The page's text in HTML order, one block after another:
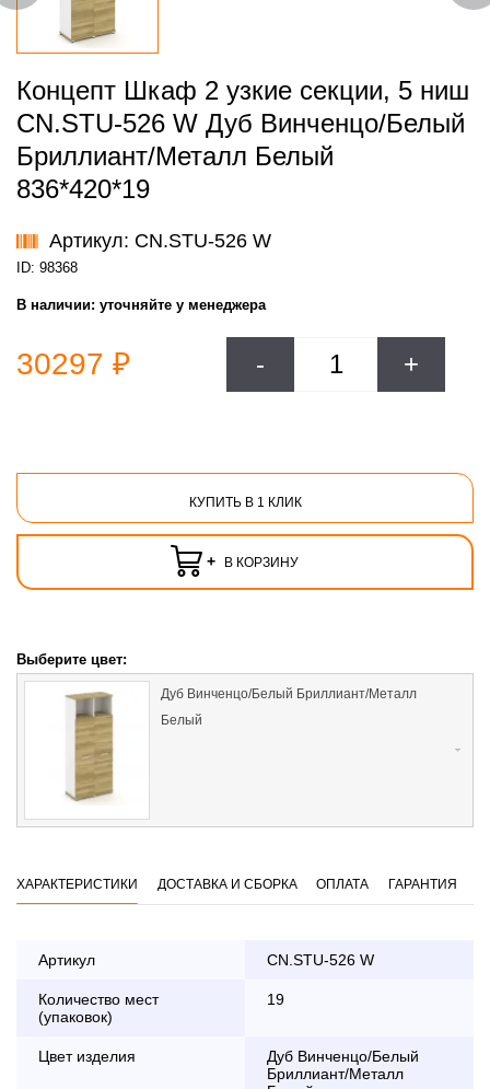
Концепт Шкаф 2 узкие секции, 5 ниш
CN.STU-526 W Дуб Винченцо/Белый
Бриллиант/Металл Белый
836*420*19
Артикул: CN.STU-526 W
ID: 98368
В наличии: уточняйте у менеджера
30297 ₽ - +
КУПИТЬ В 1 КЛИК
+ В КОРЗИНУ
Выберите цвет:
Дуб Винченцо/Белый Бриллиант/Металл
Белый
ХАРАКТЕРИСТИКИ ДОСТАВКА И СБОРКА ОПЛАТА ГАРАНТИЯ
Артикул CN.STU-526 W
Количество мест
(упаковок)
19
Цвет изделия
Дуб Винченцо/Белый
Бриллиант/Металл
По Москве в пределах МКАД осуществляется в будние
заказа банковской картой